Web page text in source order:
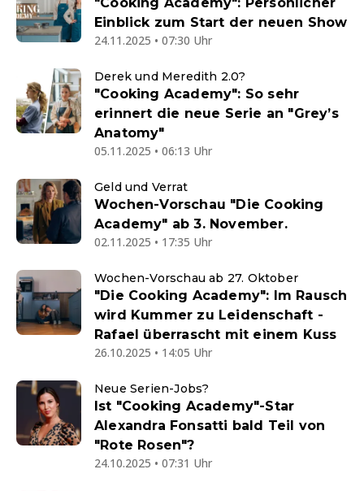
Einblick zum Start der neuen Show
24.11.2025 • 07:30 Uhr
Derek und Meredith 2.0?
"Cooking Academy": So sehr
erinnert die neue Serie an "Grey’s
Anatomy"
05.11.2025 • 06:13 Uhr
Geld und Verrat
Wochen-Vorschau "Die Cooking
Academy" ab 3. November.
02.11.2025 • 17:35 Uhr
Wochen-Vorschau ab 27. Oktober
"Die Cooking Academy": Im Rausch
wird Kummer zu Leidenschaft -
Rafael überrascht mit einem Kuss
26.10.2025 • 14:05 Uhr
Neue Serien-Jobs?
Ist "Cooking Academy"-Star
Alexandra Fonsatti bald Teil von
"Rote Rosen"?
24.10.2025 • 07:31 Uhr